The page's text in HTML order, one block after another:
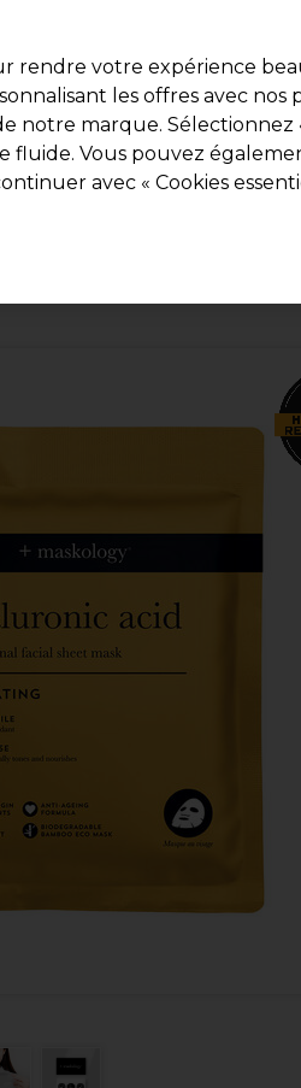
Electro et Matériel
rendre votre expérience
les offres avec nos
notre marque. Sélectionnez
fluide. Vous pouvez
avec « Cookies